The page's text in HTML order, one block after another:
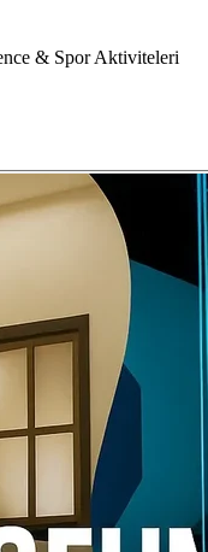
& Spor Aktiviteleri